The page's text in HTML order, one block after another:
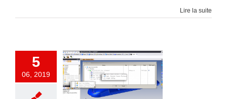
Lire la suite
5
06, 2019